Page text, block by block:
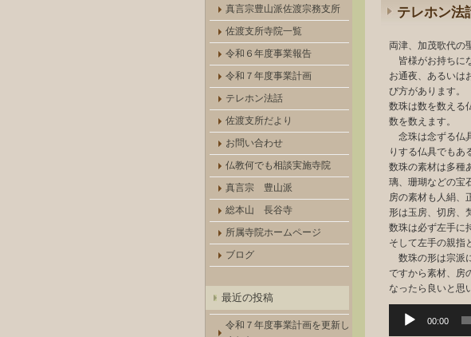
テレホン法
両津、加茂歌代の
皆様がお持ちに
お通夜、あるいは
び方があります。
数珠は数を数える
数を数えます。
念珠は念ずる仏
りする仏具でもあ
数珠の素材は多種
璃、珊瑚などの宝
房の素材も人絹、
形は玉房、切房、
数珠は必ず左手に
そして左手の親指
数珠の形は宗派
ですから素材、房
なったら良いと思
00:00
真言宗豊山派佐渡宗務支所
佐渡支所寺院一覧
令和６年度事業報告
令和７年度事業計画
テレホン法話
佐渡支所だより
お問い合わせ
仏教何でも相談実施寺院
真言宗 豊山派
総本山 長谷寺
所属寺院ホームページ
ブログ
最近の投稿
令和７年度事業計画を更新し